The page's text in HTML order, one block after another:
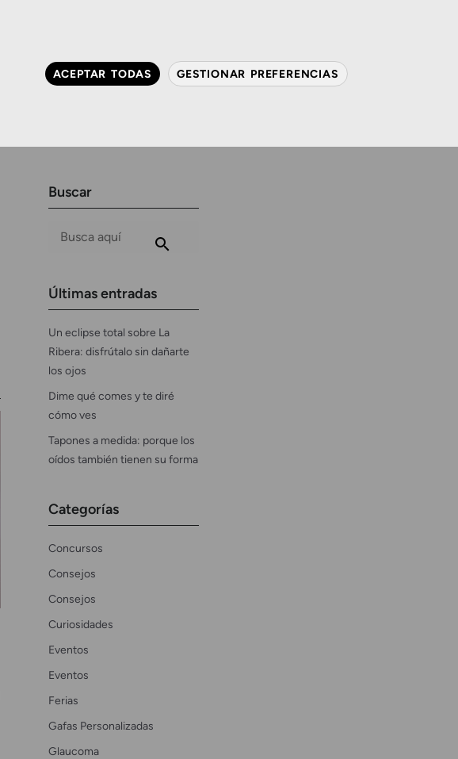
Contactología avanzada Audiología Gafas y mucho más
Buscar
Últimas entradas
Un eclipse total sobre La
Ribera: disfrútalo sin dañarte
los ojos
Dime qué comes y te diré
cómo ves
Tapones a medida: porque los
oídos también tienen su forma
Categorías
Concursos
Consejos
Consejos
Curiosidades
Eventos
Eventos
Ferias
Gafas Personalizadas
Glaucoma
ACEPTAR TODAS GESTIONAR PREFERENCIAS